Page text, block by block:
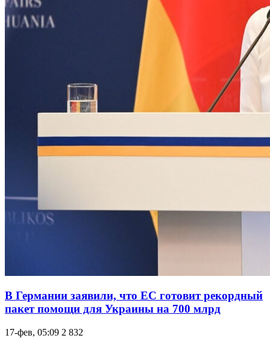
В Германии заявили, что ЕС готовит рекордный
пакет помощи для Украины на 700 млрд
17-фев, 05:09 2 832